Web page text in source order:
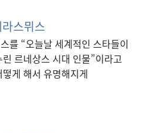
스뮈스
를 “오늘날 세계적인 스타들이
르네상스 시대 인물”이라고
게 해서 유명해지게